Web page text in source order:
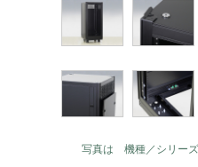
写真は 機種／シリー